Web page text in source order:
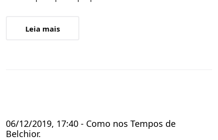
Leia mais
06/12/2019, 17:40 - Como nos Tempos de
Belchior.